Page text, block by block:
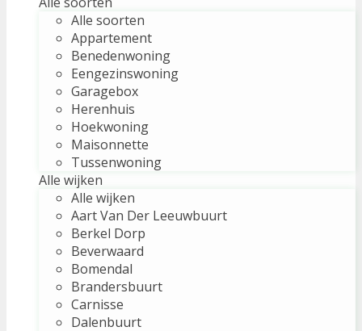
Alle soorten
Appartement
Benedenwoning
Eengezinswoning
Garagebox
Herenhuis
Hoekwoning
Maisonnette
Tussenwoning
Alle wijken
Alle wijken
Aart Van Der Leeuwbuurt
Berkel Dorp
Beverwaard
Bomendal
Brandersbuurt
Carnisse
Dalenbuurt